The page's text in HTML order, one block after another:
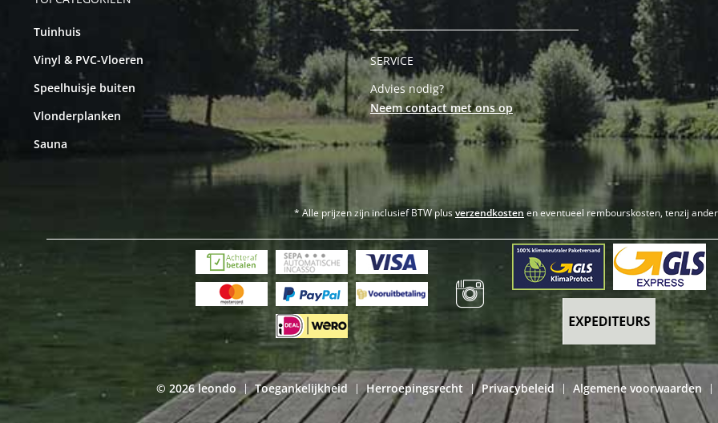
Tuinhuis
Vinyl & PVC-Vloeren
Speelhuisje buiten
Vlonderplanken
Sauna
SERVICE
Advies nodig?
Neem contact met ons op
* Alle prijzen zijn inclusief BTW plusverzendkosten en eventueel rembourskosten, tenzij
© 2026 leondo | Toegankelijkheid | Herroepingsrecht | Privacybeleid | Algemene voorwaarden |